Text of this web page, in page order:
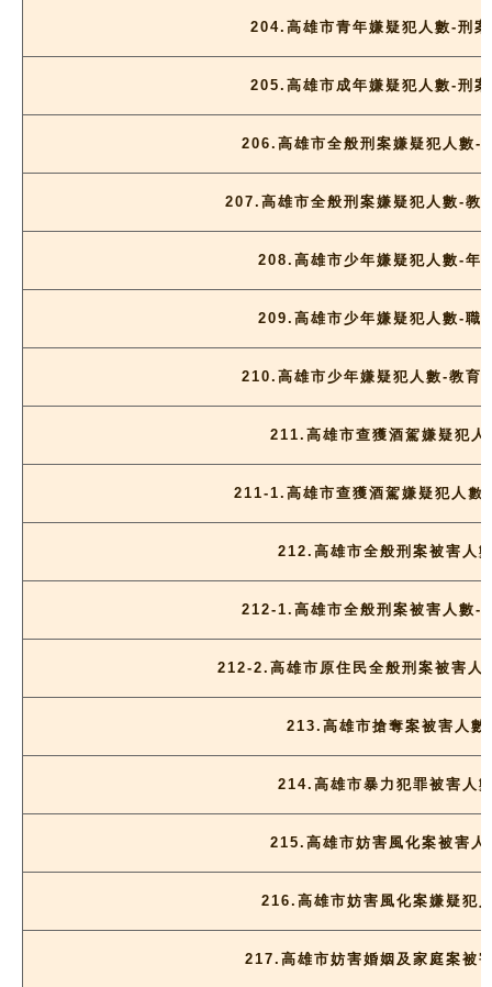
204.高雄市青年嫌疑犯人數-刑
205.高雄市成年嫌疑犯人數-刑
206.高雄市全般刑案嫌疑犯人數-
207.高雄市全般刑案嫌疑犯人數-教
208.高雄市少年嫌疑犯人數-年
209.高雄市少年嫌疑犯人數-職
210.高雄市少年嫌疑犯人數-教育
211.高雄市查獲酒駕嫌疑犯人
211-1.高雄市查獲酒駕嫌疑犯人數
212.高雄市全般刑案被害人
212-1.高雄市全般刑案被害人數-
212-2.高雄市原住民全般刑案被害人
213.高雄市搶奪案被害人數
214.高雄市暴力犯罪被害人
215.高雄市妨害風化案被害人
216.高雄市妨害風化案嫌疑犯
217.高雄市妨害婚姻及家庭案被